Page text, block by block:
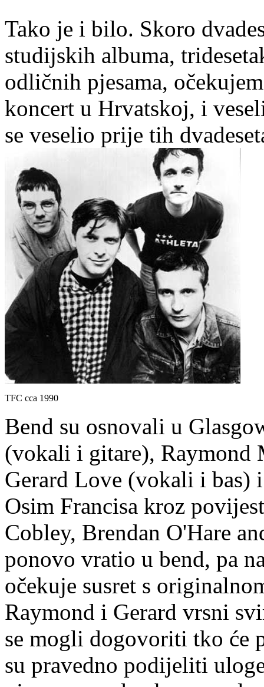
Tako je i bilo. Skoro
studijskih albuma,
odličnih pjesama,
koncert u Hrvatskoj, i
se veselio prije tih
TFC cca 1990
Bend su osnovali u
(vokali i gitare),
Gerard Love (vokali i bas)
Osim Francisa kroz
Cobley, Brendan O'Hare
ponovo vratio u bend, pa
očekuje susret s
Raymond i Gerard vrsni
se mogli dogovoriti tko će
su pravedno podijeliti